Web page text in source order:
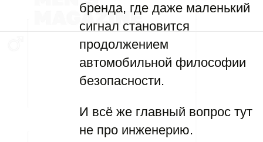
бренда, где даже маленький
сигнал становится
продолжением
автомобильной философии
безопасности.
И всё же главный вопрос тут
не про инженерию.